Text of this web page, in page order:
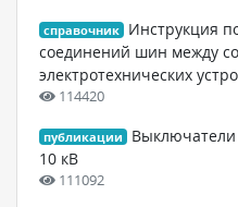
справочник
Инструкция
соединений шин между
электротехнических
114420
публикации
Выключатели
10 кВ
111092